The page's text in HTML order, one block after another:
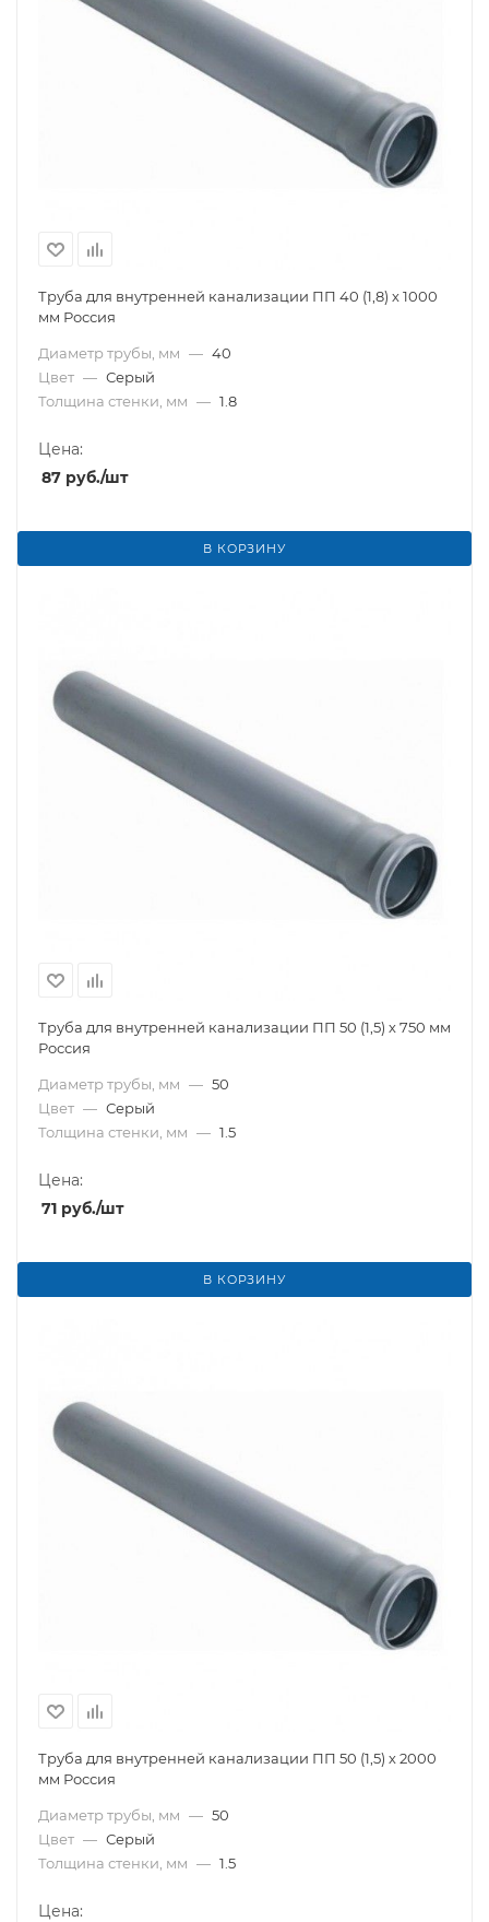
Труба для внутренней канализации ПП 40 (1,8) х 1000
мм Россия
Диаметр трубы, мм — 40
Цвет — Серый
Толщина стенки, мм — 1.8
Цена:
87 руб./шт
В КОРЗИНУ
Труба для внутренней канализации ПП 50 (1,5) х 750 мм
Россия
Диаметр трубы, мм — 50
Цвет — Серый
Толщина стенки, мм — 1.5
Цена:
71 руб./шт
В КОРЗИНУ
Труба для внутренней канализации ПП 50 (1,5) х 2000
мм Россия
Диаметр трубы, мм — 50
Цвет — Серый
Толщина стенки, мм — 1.5
Цена: